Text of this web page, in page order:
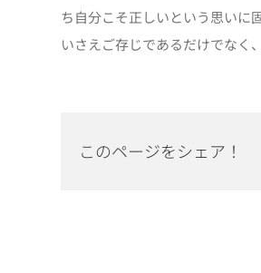
ち自分こそ正しいという思いに
いさえご存じであるだけでなく
このページをシェア！